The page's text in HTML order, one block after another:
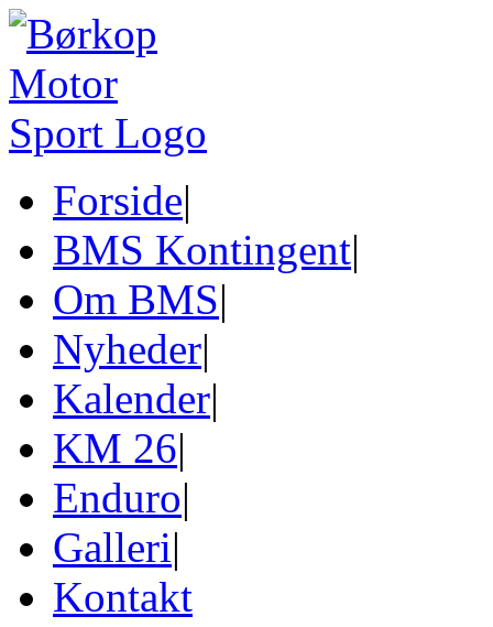
Forside|
BMS Kontingent|
Om BMS|
Nyheder|
Kalender|
KM 26|
Enduro|
Galleri|
Kontakt